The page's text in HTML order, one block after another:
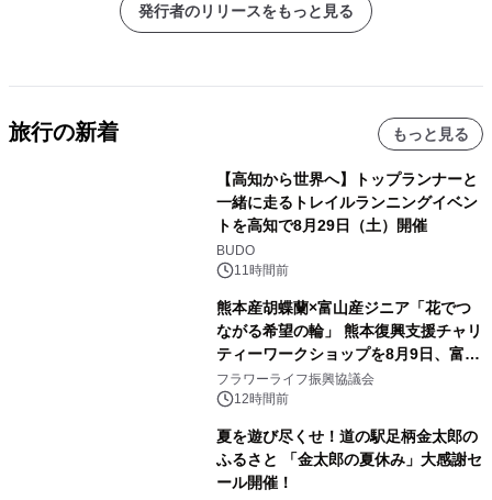
発行者のリリースをもっと見る
旅行の新着 もっと見る
【高知から世界へ】トップランナーと
一緒に走るトレイルランニングイベン
トを高知で8月29日（土）開催
BUDO
11時間前
熊本産胡蝶蘭×富山産ジニア「花でつ
ながる希望の輪」 熊本復興支援チャリ
ティーワークショップを8月9日、富
山・射水で開催
フラワーライフ振興協議会
12時間前
夏を遊び尽くせ！道の駅足柄金太郎の
ふるさと 「金太郎の夏休み」大感謝セ
ール開催！